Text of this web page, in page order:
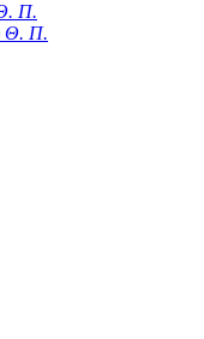
Θ. Π.
Θ. Π.